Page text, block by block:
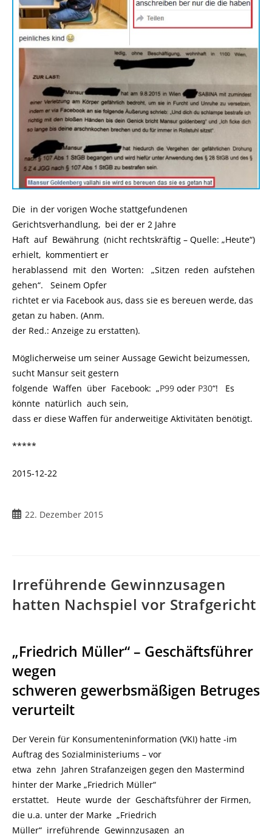
Die in der vorigen Woche stattgefundenen
Gerichtsverhandlung, bei der er 2 Jahre
Haft auf Bewährung (nicht rechtskräftig – Quelle: „Heute“)
erhielt, kommentiert er
herablassend mit den Worten: „Sitzen reden aufstehen
gehen“. Seinem Opfer
richtet er via Facebook aus, dass sie es bereuen werde, das
getan zu haben. (Anm.
der Red.: Anzeige zu erstatten).
Möglicherweise um seiner Aussage Gewicht beizumessen,
sucht Mansur seit gestern
folgende Waffen über Facebook: „P99 oder P30“! Es
könnte natürlich auch sein,
dass er diese Waffen für anderweitige Aktivitäten benötigt.
*****
2015-12-22
Beitrag
22. Dezember 2015
Irreführende Gewinnzusagen
hatten Nachspiel vor Strafgericht
„Friedrich Müller“ – Geschäftsführer
wegen
schweren gewerbsmäßigen Betruges
verurteilt
Der Verein für Konsumenteninformation (VKI) hatte -im
Auftrag des Sozialministeriums – vor
etwa zehn Jahren Strafanzeigen gegen den Mastermind
hinter der Marke „Friedrich Müller“
erstattet. Heute wurde der Geschäftsführer der Firmen,
die u.a. unter der Marke „Friedrich
Müller“ irreführende Gewinnzusagen an